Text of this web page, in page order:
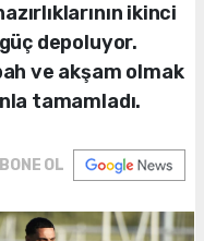
ikinci
depoluyor.
ve akşam olmak
tamamladı.
OL